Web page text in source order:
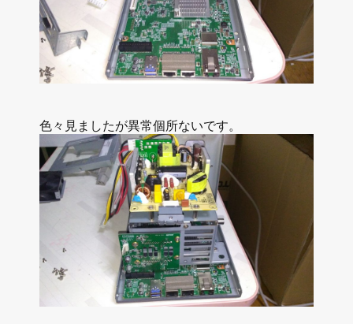
色々見ましたが異常個所ないです。